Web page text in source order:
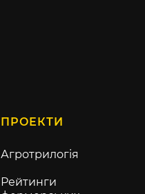
ПРОЕКТИ
Агротрилогія
Рейтинги